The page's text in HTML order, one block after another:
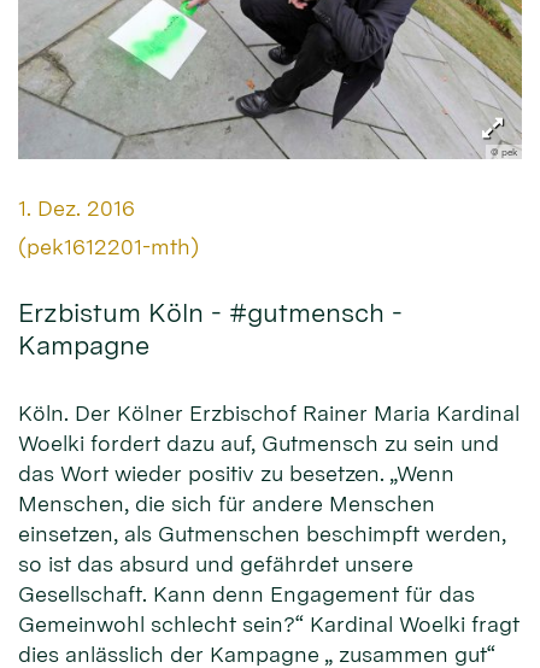
© pek
Datum:
1. Dez. 2016
Von:
(pek1612201-mth)
Erzbistum Köln - #gutmensch -
Kampagne
Köln. Der Kölner Erzbischof Rainer Maria Kardinal
Woelki fordert dazu auf, Gutmensch zu sein und
das Wort wieder positiv zu besetzen. „Wenn
Menschen, die sich für andere Menschen
einsetzen, als Gutmenschen beschimpft werden,
so ist das absurd und gefährdet unsere
Gesellschaft. Kann denn Engagement für das
Gemeinwohl schlecht sein?“ Kardinal Woelki fragt
dies anlässlich der Kampagne „ zusammen gut“